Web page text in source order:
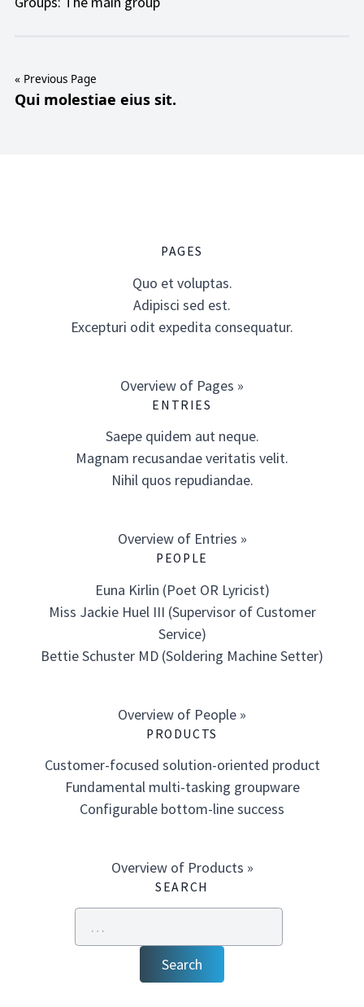
« Previous Page
Qui molestiae eius sit.
PAGES
Quo et voluptas.
Adipisci sed est.
Excepturi odit expedita consequatur.
Overview of Pages »
ENTRIES
Saepe quidem aut neque.
Magnam recusandae veritatis velit.
Nihil quos repudiandae.
Overview of Entries »
PEOPLE
Euna Kirlin (Poet OR Lyricist)
Miss Jackie Huel III (Supervisor of Customer
Service)
Bettie Schuster MD (Soldering Machine Setter)
Overview of People »
PRODUCTS
Customer-focused solution-oriented product
Fundamental multi-tasking groupware
Configurable bottom-line success
Overview of Products »
SEARCH
Search